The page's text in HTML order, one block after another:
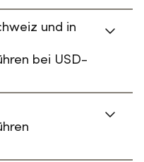
und in
bei USD-